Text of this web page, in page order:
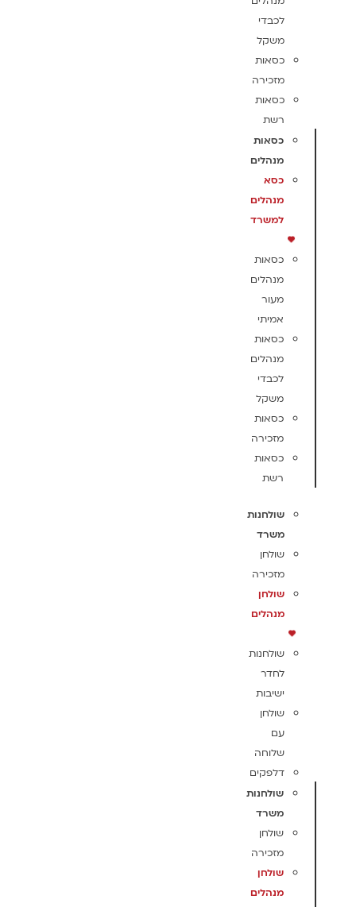
לכבדי
משקל
כסאות
מזכירה
כסאות
רשת
כסאות
מנהלים
כסא
מנהלים
למשרד
כסאות
מנהלים
מעור
אמיתי
כסאות
מנהלים
לכבדי
משקל
כסאות
מזכירה
כסאות
רשת
שולחנות
משרד
שולחן
מזכירה
שולחן
מנהלים
שולחנות
לחדר
ישיבות
שולחן
עם
שלוחה
דלפקים
שולחנות
משרד
שולחן
מזכירה
שולחן
מנהלים